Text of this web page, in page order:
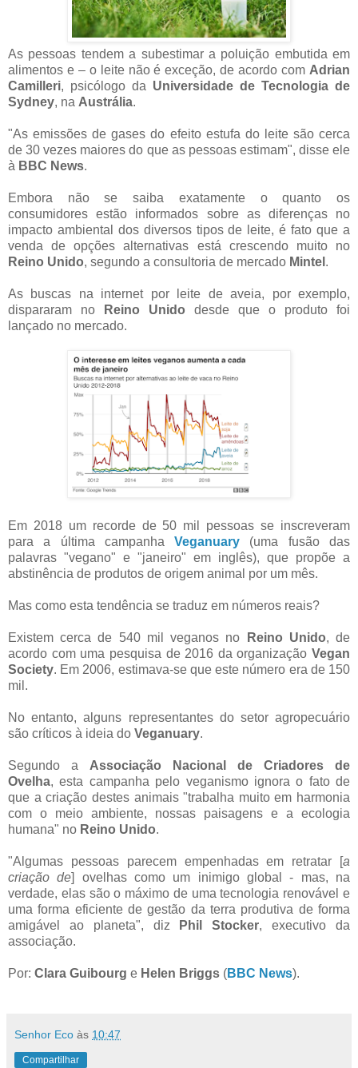
As pessoas tendem a subestimar a poluição embutida em
alimentos e – o leite não é exceção, de acordo com Adrian
Camilleri, psicólogo da Universidade de Tecnologia de
Sydney, na Austrália.
"As emissões de gases do efeito estufa do leite são cerca
de 30 vezes maiores do que as pessoas estimam", disse ele
à BBC News.
Embora não se saiba exatamente o quanto os
consumidores estão informados sobre as diferenças no
impacto ambiental dos diversos tipos de leite, é fato que a
venda de opções alternativas está crescendo muito no
Reino Unido, segundo a consultoria de mercado Mintel .
As buscas na internet por leite de aveia, por exemplo,
dispararam no
Reino Unido desde que o produto foi
lançado no mercado.
Em 2018 um recorde de 50 mil pessoas se inscreveram
para a última campanhaVeganuary (uma fusão das
palavras "vegano" e "janeiro" em inglês), que propõe a
abstinência de produtos de origem animal por um mês.
Mas como esta tendência se traduz em números reais?
Existem cerca de 540 mil veganos no Reino Unido, de
acordo com uma pesquisa de 2016 da organização Vegan
Society. Em 2006, estimava-se que este número era de 150
mil.
No entanto, alguns representantes do setor agropecuário
são críticos à ideia do Veganuary.
Segundo a Associação Nacional de Criadores de
Ovelha, esta campanha pelo veganismo ignora o fato de
que a criação destes animais "trabalha muito em harmonia
com o meio ambiente, nossas paisagens e a ecologia
humana" no Reino Unido.
"Algumas pessoas parecem empenhadas em retratar [a
criação de] ovelhas como um inimigo global - mas, na
verdade, elas são o máximo de uma tecnologia renovável e
uma forma eficiente de gestão da terra produtiva de forma
amigável ao planeta", diz
Phil Stocker, executivo da
associação.
Por: Clara Guibourg e Helen Briggs (BBC News).
Senhor Eco às 10:47
Compartilhar